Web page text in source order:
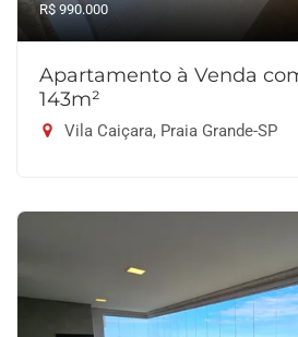
R$ 990.000
Apartamento à Venda
143m²
Vila Caiçara, Praia Grande-SP